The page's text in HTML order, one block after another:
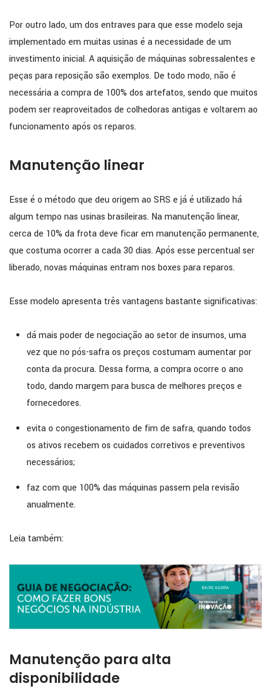
Por outro lado, um dos entraves para que esse modelo seja
implementado em muitas usinas é a necessidade de um
investimento inicial. A aquisição de máquinas sobressalentes e
peças para reposição são exemplos. De todo modo, não é
necessária a compra de 100% dos artefatos, sendo que muitos
podem ser reaproveitados de colhedoras antigas e voltarem ao
funcionamento após os reparos.
Manutenção linear
Esse é o método que deu origem ao SRS e já é utilizado há
algum tempo nas usinas brasileiras. Na manutenção linear,
cerca de 10% da frota deve ficar em manutenção permanente,
que costuma ocorrer a cada 30 dias. Após esse percentual ser
liberado, novas máquinas entram nos boxes para reparos.
Esse modelo apresenta três vantagens bastante significativas:
dá mais poder de negociação ao setor de insumos, uma
vez que no pós-safra os preços costumam aumentar por
conta da procura. Dessa forma, a compra ocorre o ano
todo, dando margem para busca de melhores preços e
fornecedores.
evita o congestionamento de fim de safra, quando todos
os ativos recebem os cuidados corretivos e preventivos
necessários;
faz com que 100% das máquinas passem pela revisão
anualmente.
Leia também:
Manutenção para alta
disponibilidade